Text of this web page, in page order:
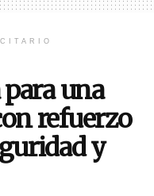
una
refuerzo
y